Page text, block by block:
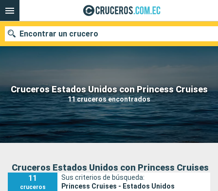
Cruceros Estados Unidos con Princess Cruises
11 cruceros encontrados
Encontrar un crucero
Nuestros destinos
Fecha de salida
Puertos Compañías
Cruceros Estados Unidos con Princess Cruises
11
cruceros
Sus criterios de búsqueda:
Princess Cruises - Estados Unidos